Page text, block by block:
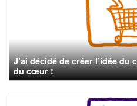
J’ai décidé de créer l’idée du
du cœur !